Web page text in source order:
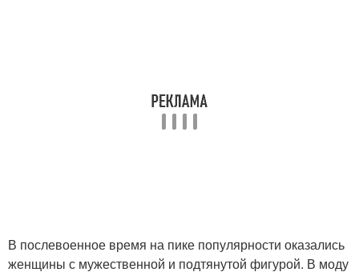
В послевоенное время на пике популярности оказались
женщины с мужественной и подтянутой фигурой. В моду